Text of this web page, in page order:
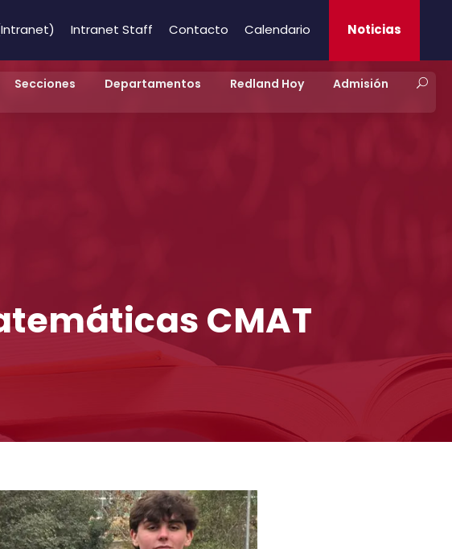
Intranet Staff Contacto Calendario Noticias
Secciones Departamentos Redland Hoy Admisión
CMAT